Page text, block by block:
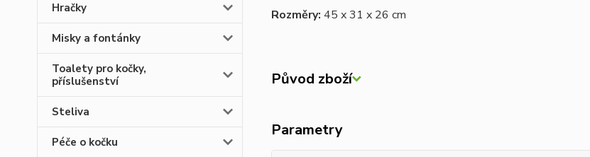
Hračky
Misky a fontánky
Toalety pro kočky,
příslušenství
Steliva
Péče o kočku
Rozměry: 45 x 31 x 26 cm
Původ zboží
Parametry